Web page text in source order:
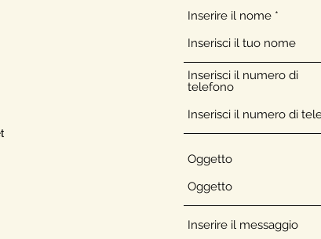
Inserire il nome
Inserisci il numero di
telefono
Oggetto
Inserire il messaggio